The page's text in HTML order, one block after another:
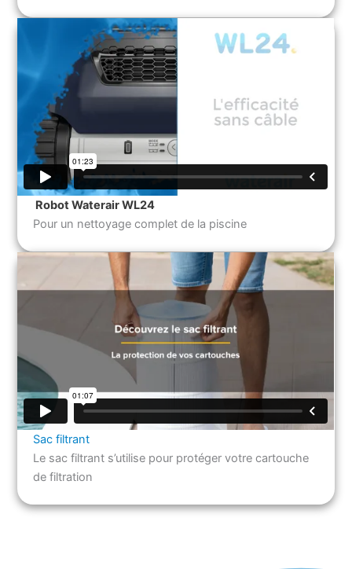
Robot Waterair WL24
Pour un nettoyage complet de la piscine
Sac filtrant
Le sac filtrant s’utilise pour protéger votre cartouche
de filtration